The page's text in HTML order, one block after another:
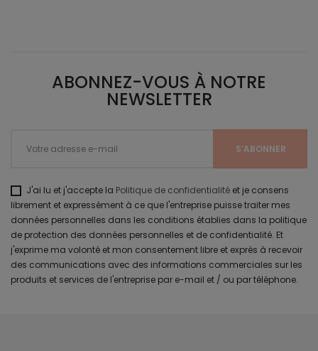
ABONNEZ-VOUS À NOTRE
NEWSLETTER
J'ai lu et j'accepte la Politique de confidentialité et je consens
librement et expressément à ce que l'entreprise puisse traiter mes
données personnelles dans les conditions établies dans la politique
de protection des données personnelles et de confidentialité. Et
j'exprime ma volonté et mon consentement libre et exprès à recevoir
des communications avec des informations commerciales sur les
produits et services de l'entreprise par e-mail et / ou par téléphone.